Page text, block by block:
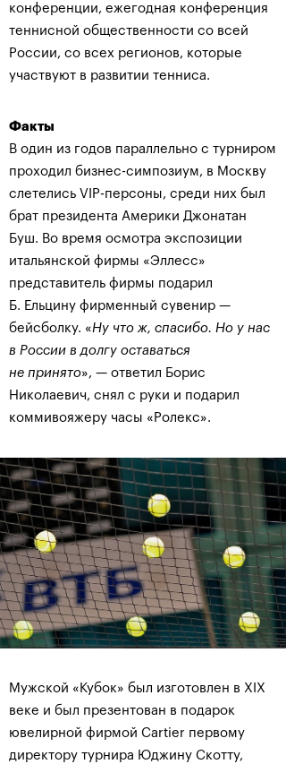
конференции, ежегодная конференция
теннисной общественности со всей
России, со всех регионов, которые
участвуют в развитии тенниса.
Факты
В один из годов параллельно с турниром
проходил бизнес-симпозиум, в Москву
слетелись VIP-персоны, среди них был
брат президента Америки Джонатан
Буш. Во время осмотра экспозиции
итальянской фирмы «Эллесс»
представитель фирмы подарил
Б. Ельцину фирменный сувенир —
бейсболку. «Ну что ж, спасибо. Но у нас
в России в долгу оставаться
не принято», — ответил Борис
Николаевич, снял с руки и подарил
коммивояжеру часы «Ролекс».
Мужской «Кубок» был изготовлен в XIX
веке и был презентован в подарок
ювелирной фирмой Cartier первому
директору турнира Юджину Скотту,